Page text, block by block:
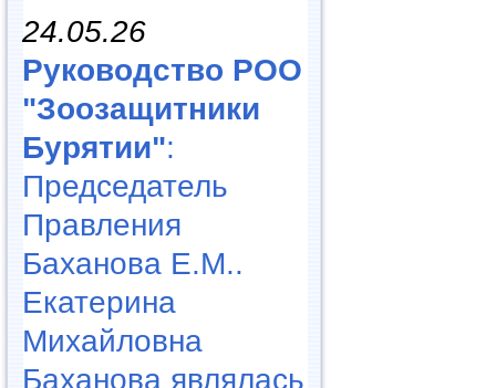
24.05.26
Руководство РОО
"Зоозащитники
Бурятии":
Председатель
Правления
Баханова Е.М..
Екатерина
Михайловна
Баханова являлась